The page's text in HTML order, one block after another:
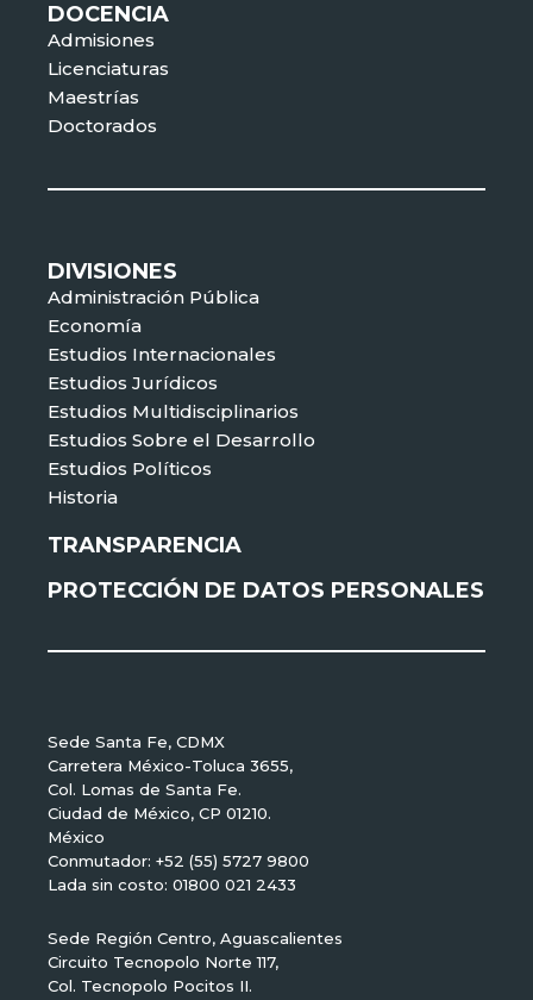
DOCENCIA
Admisiones
Licenciaturas
Maestrías
Doctorados
DIVISIONES
Administración Pública
Economía
Estudios Internacionales
Estudios Jurídicos
Estudios Multidisciplinarios
Estudios Sobre el Desarrollo
Estudios Políticos
Historia
TRANSPARENCIA
PROTECCIÓN DE DATOS PERSONALES
Sede Santa Fe, CDMX
Carretera México-Toluca 3655,
Col. Lomas de Santa Fe.
Ciudad de México, CP 01210.
México
Conmutador: +52 (55) 5727 9800
Lada sin costo: 01800 021 2433
Sede Región Centro, Aguascalientes
Circuito Tecnopolo Norte 117,
Col. Tecnopolo Pocitos II.